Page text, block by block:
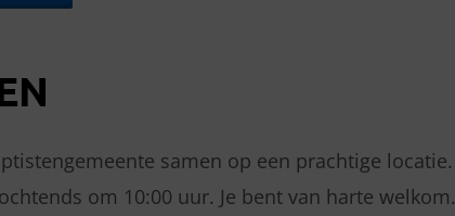
samen op een prachtige locatie.
om 10:00 uur. Je bent van harte welkom.